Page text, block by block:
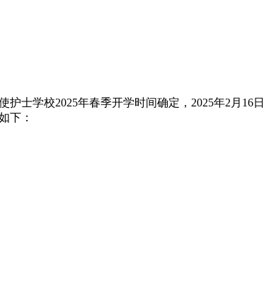
士学校2025年春季开学时间确定，2025年2月16日
下：